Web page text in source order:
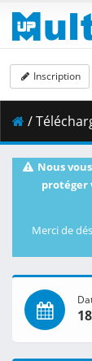
Inscription
/ Télécharger
Nous
protéger
Merci de